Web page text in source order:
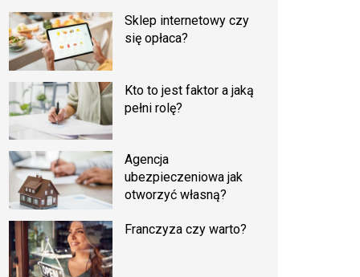
Sklep internetowy czy
się opłaca?
Kto to jest faktor a jaką
pełni rolę?
Agencja
ubezpieczeniowa jak
otworzyć własną?
Franczyza czy warto?